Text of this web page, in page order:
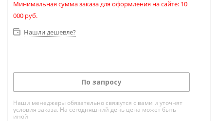
Минимальная сумма заказа для оформления на сайте: 10
000 руб.
Нашли дешевле?
По запросу
Наши менеджеры обязательно свяжутся с вами и уточнят
условия заказа. На сегодняшний день цена может быть
иной